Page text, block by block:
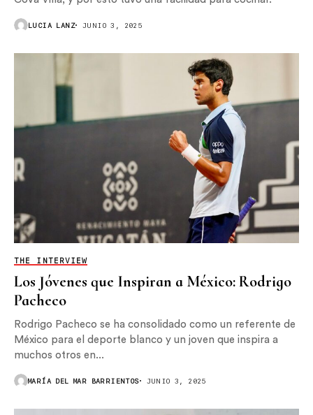
LUCIA LANZ JUNIO 3, 2025
THE INTERVIEW
Los Jóvenes que Inspiran a México: Rodrigo
Pacheco
Rodrigo Pacheco se ha consolidado como un referente de
México para el deporte blanco y un joven que inspira a
muchos otros en...
MARÍA DEL MAR BARRIENTOS JUNIO 3, 2025